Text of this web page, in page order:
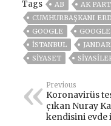
Tags AB AK
CUMHURBAŞKANI
GOOGLE
ISTANBUL
SİYASET
Previous
Koronavirüs
çıkan Nuray
kendisini evde